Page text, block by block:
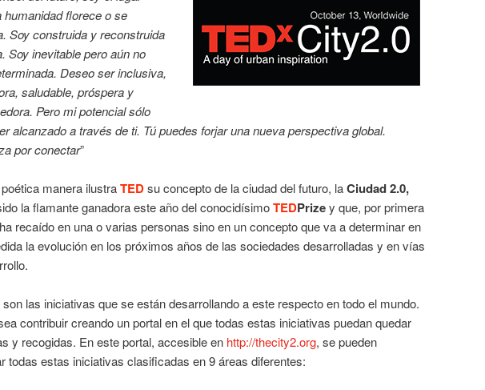
humanidad florece o se
Soy construida y reconstruida
Soy inevitable pero aún no
Deseo ser inclusiva,
saludable, próspera y
Pero mi potencial sólo
alcanzado a través de ti. Tú puedes forjar una nueva perspectiva global.
por conectar”
manera ilustraTEDsu concepto de la ciudad del futuro, laCiudad 2.0,
la flamante ganadora este año del conocidísimoTEDPrizey que, por primera
recaído en una o varias personas sino en un concepto que va a determinar en
la evolución en los próximos años de las sociedades desarrolladas y en vías
las iniciativas que se están desarrollando a este respecto en todo el mundo.
contribuir creando un portal en el que todas estas iniciativas puedan quedar
y recogidas. En este portal, accesible en http://thecity2.org, se pueden
todas estas iniciativas clasificadas en 9 áreas diferentes: